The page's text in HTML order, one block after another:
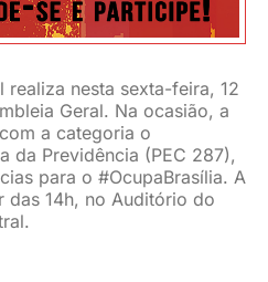
realiza nesta sexta-feira, 12
Geral. Na ocasião, a
a categoria o
da Previdência (PEC 287),
para o #OcupaBrasília. A
das 14h, no Auditório do